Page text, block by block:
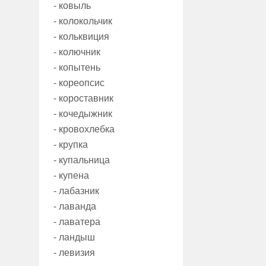
- ковыль
- колокольчик
- кольквиция
- колючник
- копытень
- кореопсис
- короставник
- кочедыжник
- кровохлебка
- крупка
- купальница
- купена
- лабазник
- лаванда
- лаватера
- ландыш
- левизия